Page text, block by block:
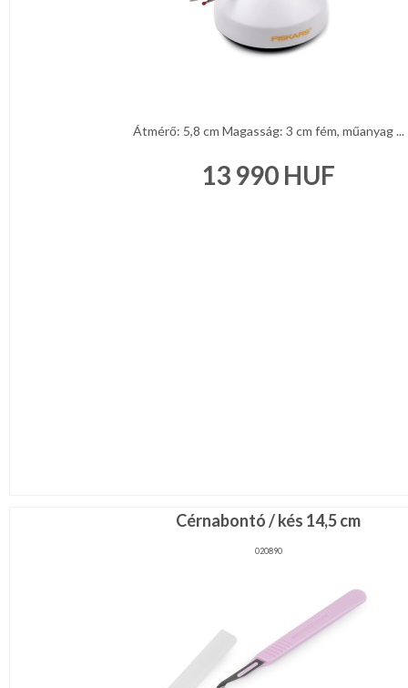
Átmérő: 5,8 cm Magasság: 3 cm fém, műanyag ...
13 990 HUF
Cérnabontó / kés 14,5 cm
020890